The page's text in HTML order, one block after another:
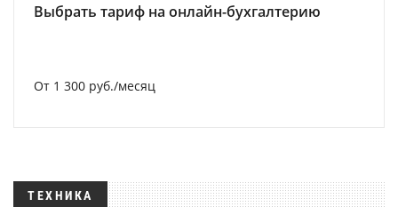
Выбрать тариф на онлайн-бухгалтерию
От 1 300 руб./месяц
ТЕХНИКА